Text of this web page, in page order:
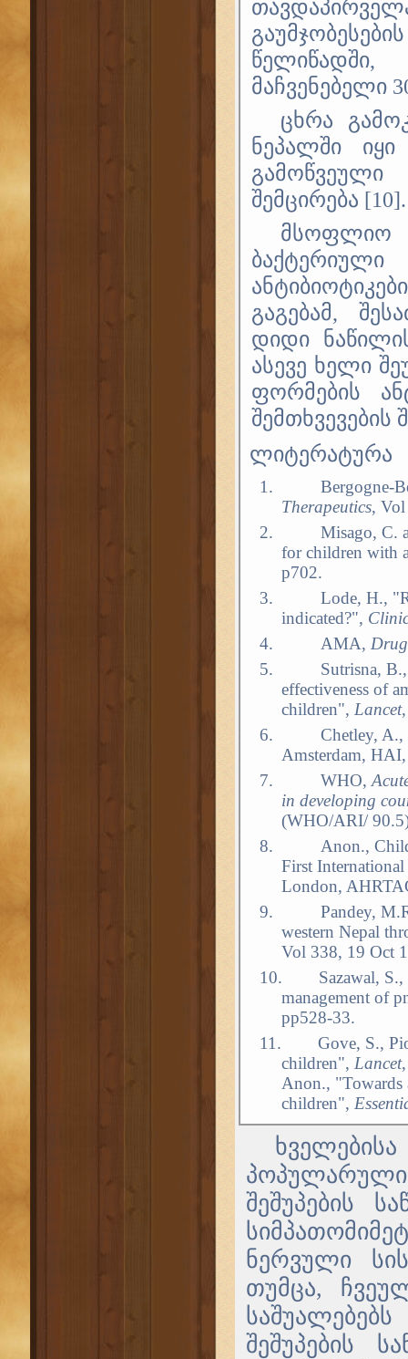
წელიწადში,
მაჩვენებელი
ცხრა
ნეპალში იყი
გამოწვეული
შემცირება [10].
მსოფლიო
გაგებამ,
დიდი
ასევე ხელი
ფორმების
შემთხვევების
ლიტერატურა
1.
Bergogne-
Therapeutics,
2.
Misago, С.
for children with
p702.
3.
Lode, H.,
indicated?",
4.
AMA,
5.
Sutrisna, В
effectiveness of
children", Lancet
6.
Chetley, A.,
Amsterdam,
7.
WHO,
in developing
(WHO/ARI/
8.
Anon.,
First
London,
9.
Pandey,
western Nepal
Vol 338, 19 Oct
10.
Sazawal,
management of
pp528-33.
11.
Gove, S.,
children", Lancet
Anon., "Towards
children",
შეშუპების
ნერვული
თუმცა,
შეშუპების